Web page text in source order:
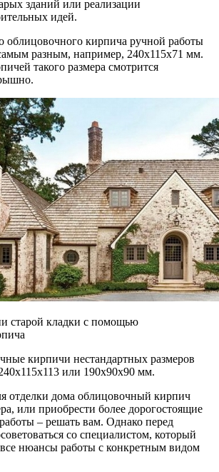
зданий или реализации
идей.
облицовочного кирпича ручной работы
разным, например, 240х115х71 мм.
такого размера смотрится
старой кладки с помощью
кирпичи нестандартных размеров
или 190х90х90 мм.
отделки дома облицовочный кирпич
или приобрести более дорогостоящие
– решать вам. Однако перед
со специалистом, который
все нюансы работы с конкретным видом